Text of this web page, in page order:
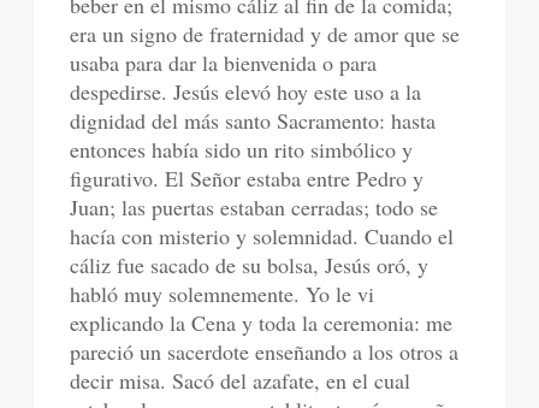
era un signo de fraternidad y de amor que se
usaba para dar la bienvenida o para
despedirse. Jesús elevó hoy este uso a la
dignidad del más santo Sacramento: hasta
entonces había sido un rito simbólico y
figurativo. El Señor estaba entre Pedro y
Juan; las puertas estaban cerradas; todo se
hacía con misterio y solemnidad. Cuando el
cáliz fue sacado de su bolsa, Jesús oró, y
habló muy solemnemente. Yo le vi
explicando la Cena y toda la ceremonia: me
pareció un sacerdote enseñando a los otros a
decir misa. Sacó del azafate, en el cual